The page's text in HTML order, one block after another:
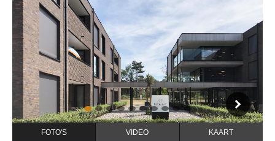
1 2 3 4 5 6 7 8 9 10
FOTO'S VIDEO KAART